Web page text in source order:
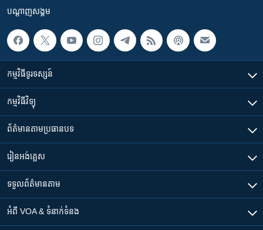
បណ្តាញ​សង្គម
កម្មវិធី​ទូរទស្សន៍
កម្មវិធី​វិទ្យុ
ព័ត៌មាន​តាមប្រធានបទ​
រៀន​​អង់គ្លេស
ទទួល​ព័ត៌មាន​តាម
អំពី​ VOA & ទំនាក់ទំនង